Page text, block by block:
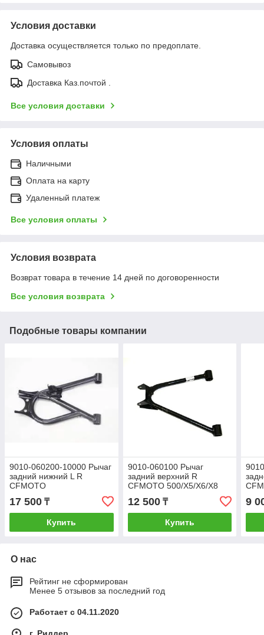
Условия доставки
Доставка осуществляется только по предоплате.
Самовывоз
Доставка Каз.почтой .
Все условия доставки
Условия оплаты
Наличными
Оплата на карту
Удаленный платеж
Все условия оплаты
Условия возврата
Возврат товара в течение 14 дней по договоренности
Все условия возврата
Подобные товары компании
9010-060200-10000 Рычаг
задний нижний L R
CFMOTO
X5HO/X6EPS/X8/X5/500A
17 500 ₸
Купить
9010-060100 Рычаг
задний верхний R
CFMOTO 500/X5/X6/X8
12 500₸
Купить
9
О нас
Рейтинг не сформирован
Менее 5 отзывов за последний год
Работает с 04.11.2020